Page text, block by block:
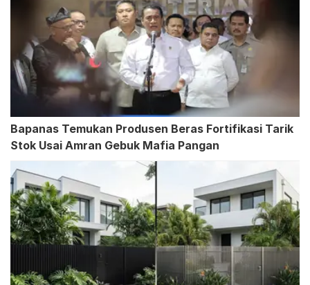
Bapanas Temukan Produsen Beras Fortifikasi Tarik
Stok Usai Amran Gebuk Mafia Pangan